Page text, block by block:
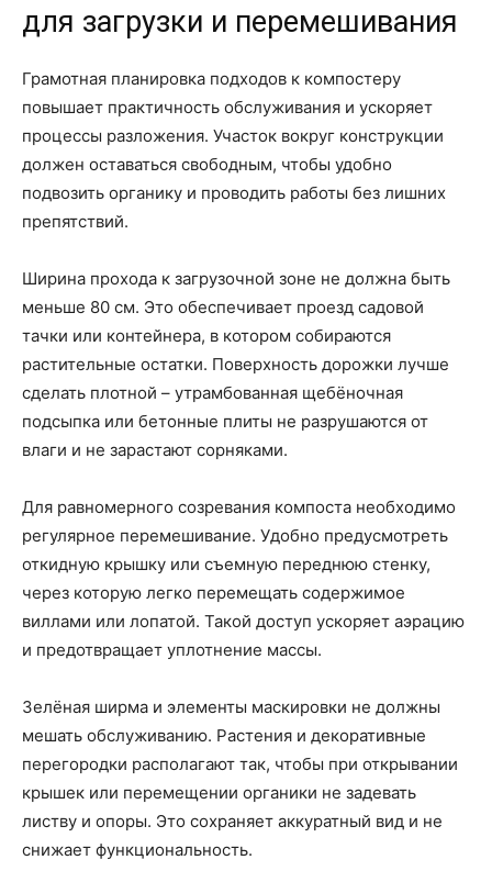
для загрузки и перемешивания
Грамотная планировка подходов к компостеру
повышает практичность обслуживания и ускоряет
процессы разложения. Участок вокруг конструкции
должен оставаться свободным, чтобы удобно
подвозить органику и проводить работы без лишних
препятствий.
Ширина прохода к загрузочной зоне не должна быть
меньше 80 см. Это обеспечивает проезд садовой
тачки или контейнера, в котором собираются
растительные остатки. Поверхность дорожки лучше
сделать плотной – утрамбованная щебёночная
подсыпка или бетонные плиты не разрушаются от
влаги и не зарастают сорняками.
Для равномерного созревания компоста необходимо
регулярное перемешивание. Удобно предусмотреть
откидную крышку или съемную переднюю стенку,
через которую легко перемещать содержимое
виллами или лопатой. Такой доступ ускоряет аэрацию
и предотвращает уплотнение массы.
Зелёная ширма и элементы маскировки не должны
мешать обслуживанию. Растения и декоративные
перегородки располагают так, чтобы при открывании
крышек или перемещении органики не задевать
листву и опоры. Это сохраняет аккуратный вид и не
снижает функциональность.